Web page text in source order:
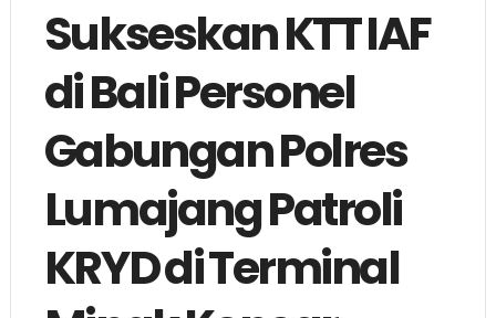
Sukseskan KTT IAF
di Bali Personel
Gabungan Polres
Lumajang Patroli
KRYD di Terminal